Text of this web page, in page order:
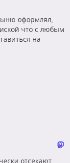
оформлял,
что с любым
на
отсекают